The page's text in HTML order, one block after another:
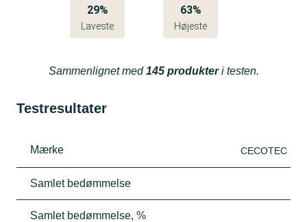
29%
Laveste
63%
Højeste
Sammenlignet med145 produkteri testen.
Testresultater
Mærke CECOTEC
Samlet bedømmelse
Samlet bedømmelse, %